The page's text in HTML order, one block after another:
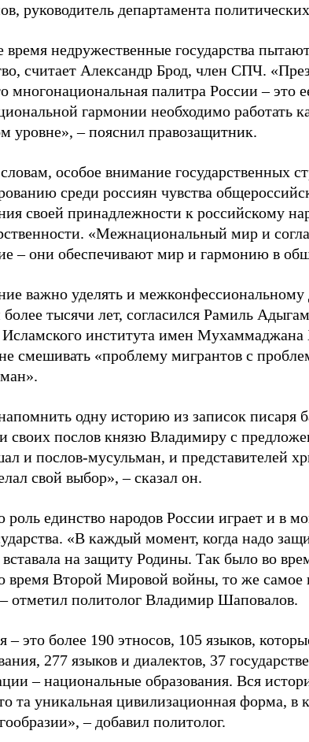
руководитель департамента
недружественные государства
считает Александр Брод, член СПЧ.
многонациональная палитра России – это
гармонии необходимо работать
уровне», – пояснил правозащитник.
особое внимание государственных
среди россиян чувства
своей принадлежности к российскому
«Межнациональный мир и
– они обеспечивают мир и гармонию в
важно уделять и межконфессиональному
тысячи лет, согласился Рамиль
Исламского института имен Мухаммаджана
смешивать «проблему мигрантов с
одну историю из записок писаря
своих послов князю Владимиру с
и послов-мусульман, и представителей
свой выбор», – сказал он.
роль единство народов России играет и в
«В каждый момент, когда надо
вставала на защиту Родины. Так было во
время Второй Мировой войны, то же самое
отметил политолог Владимир Шаповалов.
– это более 190 этносов, 105 языков,
277 языков и диалектов, 37
– национальные образования. Вся
та уникальная цивилизационная форма, в
– добавил политолог.